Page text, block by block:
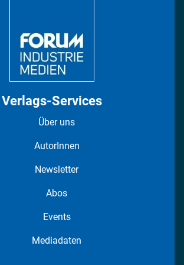
Verlags-Services
Über uns
AutorInnen
Newsletter
Abos
Events
Mediadaten